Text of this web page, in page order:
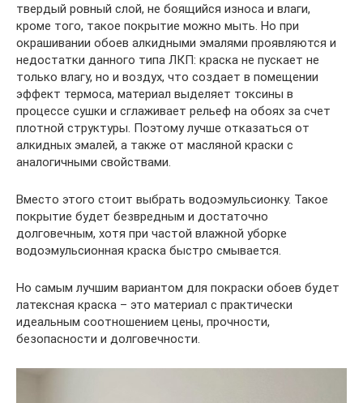
твердый ровный слой, не боящийся износа и влаги,
кроме того, такое покрытие можно мыть. Но при
окрашивании обоев алкидными эмалями проявляются и
недостатки данного типа ЛКП: краска не пускает не
только влагу, но и воздух, что создает в помещении
эффект термоса, материал выделяет токсины в
процессе сушки и сглаживает рельеф на обоях за счет
плотной структуры. Поэтому лучше отказаться от
алкидных эмалей, а также от масляной краски с
аналогичными свойствами.
Вместо этого стоит выбрать водоэмульсионку. Такое
покрытие будет безвредным и достаточно
долговечным, хотя при частой влажной уборке
водоэмульсионная краска быстро смывается.
Но самым лучшим вариантом для покраски обоев будет
латексная краска – это материал с практически
идеальным соотношением цены, прочности,
безопасности и долговечности.